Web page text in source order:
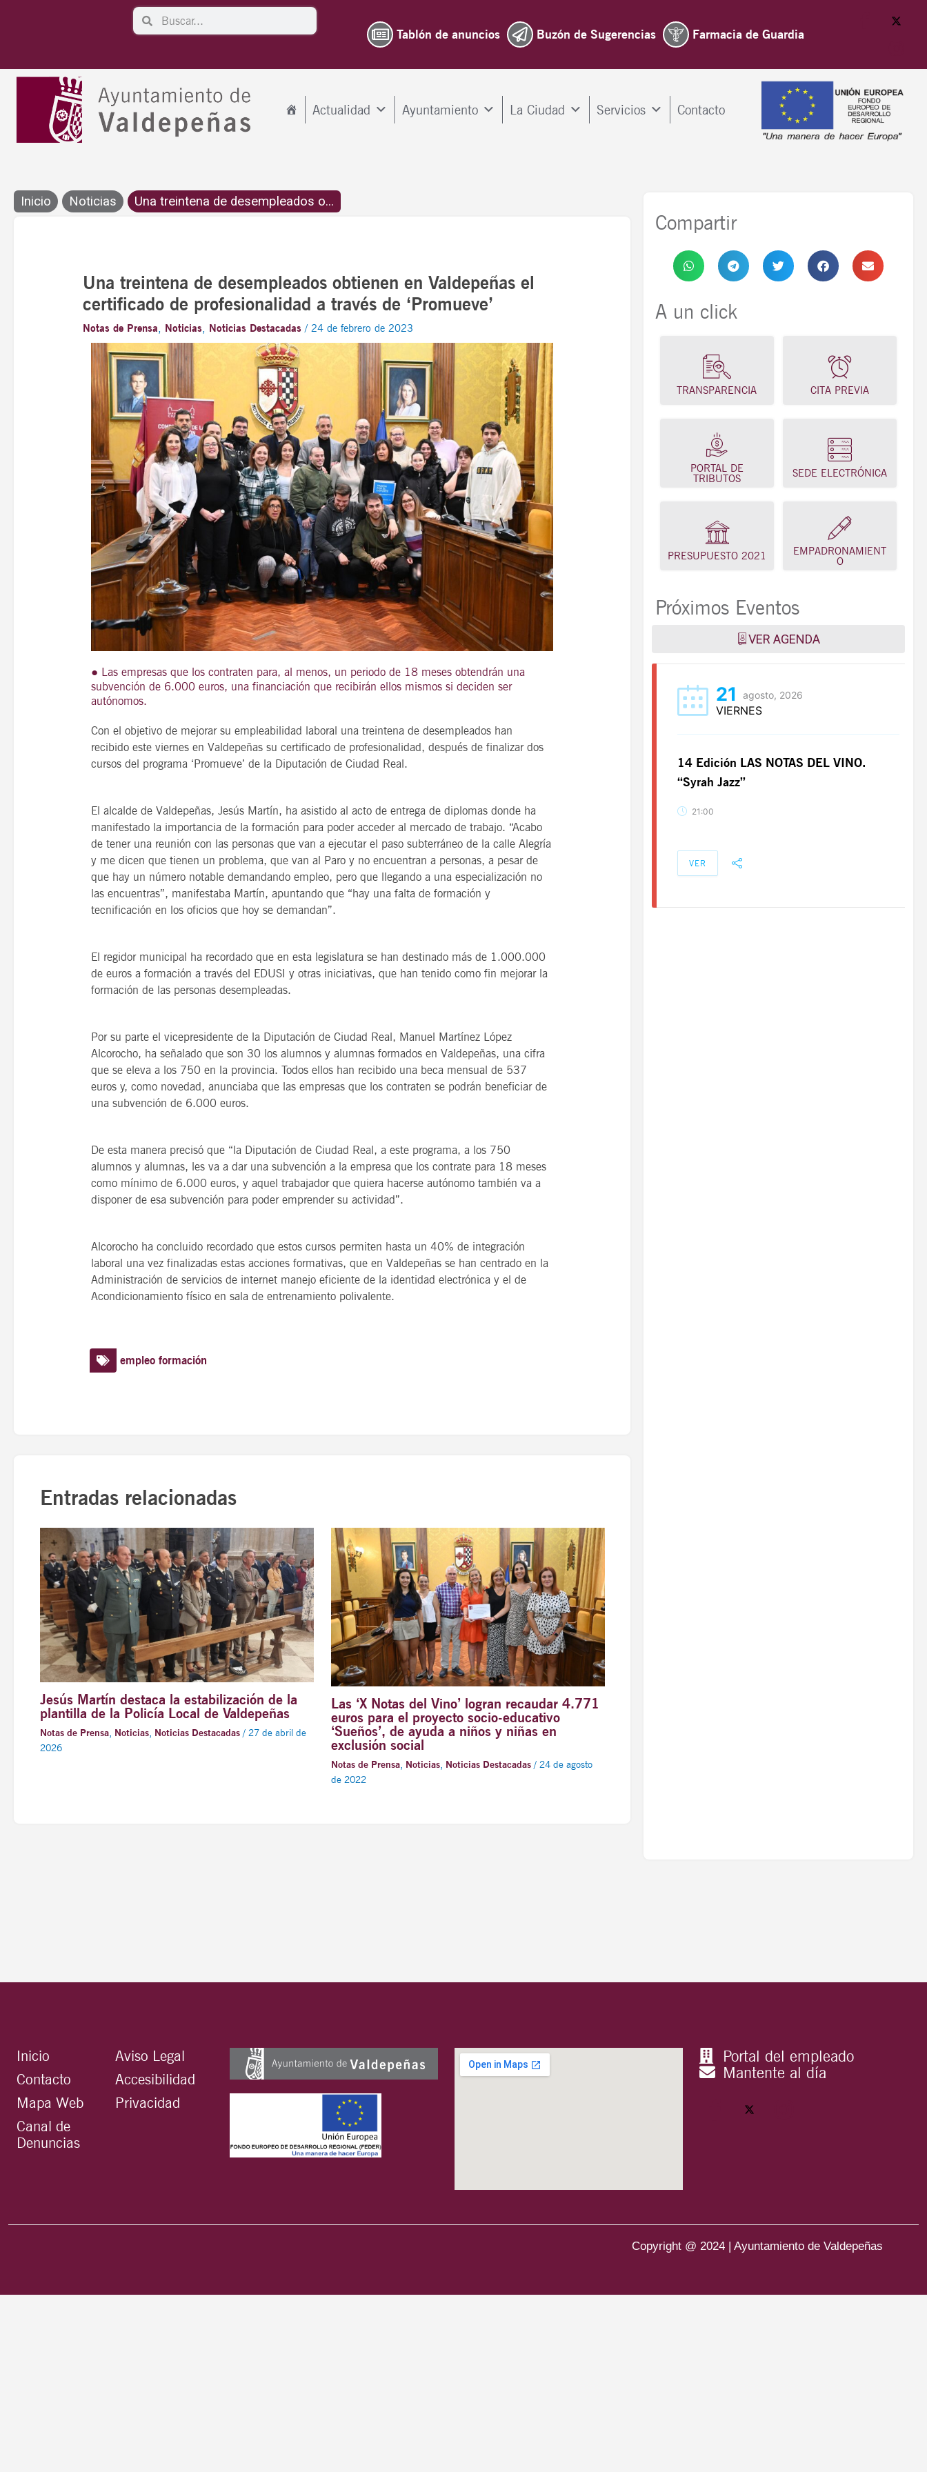
SearchSearch
Tablón de anuncios Buzón de Sugerencias Farmacia de Guardia
Actualidad Ayuntamiento La Ciudad Servicios Contacto
Inicio Noticias Una treintena de desempleados o...
Una treintena de desempleados obtienen en Valdepeñas el
certificado de profesionalidad a través de ‘Promueve’
Notas de Prensa, Noticias, Noticias Destacadas /24 de febrero de 2023
● Las empresas que los contraten para, al menos, un periodo de 18 meses obtendrán una
subvención de 6.000 euros, una financiación que recibirán ellos mismos si deciden ser
autónomos.
Con el objetivo de mejorar su empleabilidad laboral una treintena de desempleados han
recibido este viernes en Valdepeñas su certificado de profesionalidad, después de finalizar dos
cursos del programa ‘Promueve’ de la Diputación de Ciudad Real.
El alcalde de Valdepeñas, Jesús Martín, ha asistido al acto de entrega de diplomas donde ha
manifestado la importancia de la formación para poder acceder al mercado de trabajo. “Acabo
de tener una reunión con las personas que van a ejecutar el paso subterráneo de la calle Alegría
y me dicen que tienen un problema, que van al Paro y no encuentran a personas, a pesar de
que hay un número notable demandando empleo, pero que llegando a una especialización no
las encuentras”, manifestaba Martín, apuntando que “hay una falta de formación y
tecnificación en los oficios que hoy se demandan”.
El regidor municipal ha recordado que en esta legislatura se han destinado más de 1.000.000
de euros a formación a través del EDUSI y otras iniciativas, que han tenido como fin mejorar la
formación de las personas desempleadas.
Por su parte el vicepresidente de la Diputación de Ciudad Real, Manuel Martínez López
Alcorocho, ha señalado que son 30 los alumnos y alumnas formados en Valdepeñas, una cifra
que se eleva a los 750 en la provincia. Todos ellos han recibido una beca mensual de 537
euros y, como novedad, anunciaba que las empresas que los contraten se podrán beneficiar de
una subvención de 6.000 euros.
De esta manera precisó que “la Diputación de Ciudad Real, a este programa, a los 750
alumnos y alumnas, les va a dar una subvención a la empresa que los contrate para 18 meses
como mínimo de 6.000 euros, y aquel trabajador que quiera hacerse autónomo también va a
disponer de esa subvención para poder emprender su actividad”.
Alcorocho ha concluido recordado que estos cursos permiten hasta un 40% de integración
laboral una vez finalizadas estas acciones formativas, que en Valdepeñas se han centrado en la
Administración de servicios de internet manejo eficiente de la identidad electrónica y el de
Acondicionamiento físico en sala de entrenamiento polivalente.
empleo formación
Entradas relacionadas
Jesús Martín destaca la estabilización de la
plantilla de la Policía Local de Valdepeñas
Notas de Prensa, Noticias, Noticias Destacadas/ 27 de abril de
2026
Las ‘X Notas del Vino’ logran recaudar 4.771
euros para el proyecto socio-educativo
‘Sueños’, de ayuda a niños y niñas en
exclusión social
Notas de Prensa, Noticias, Noticias Destacadas/ 24 de agosto
de 2022
Compartir
A un click
TRANSPARENCIA CITA PREVIA
PORTAL DE
TRIBUTOS
SEDE ELECTRÓNICA
PRESUPUESTO 2021
EMPADRONAMIENT
O
Próximos Eventos
VER AGENDA
21
14 Edición LAS NOTAS DEL VINO.
21:00
VER
21
21:00
VER
21 agosto, 2026
VIERNES
14 Edición LAS NOTAS DEL VINO.
“Syrah Jazz”
21:00
VER
Inicio
Contacto
Mapa Web
Canal de
Denuncias
Aviso Legal
Accesibilidad
Privacidad
Portal del empleado
Mantente al día
Copyright @ 2024 | Ayuntamiento de Valdepeñas